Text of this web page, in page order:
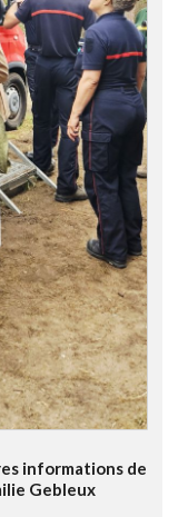
informations de
Gebleux